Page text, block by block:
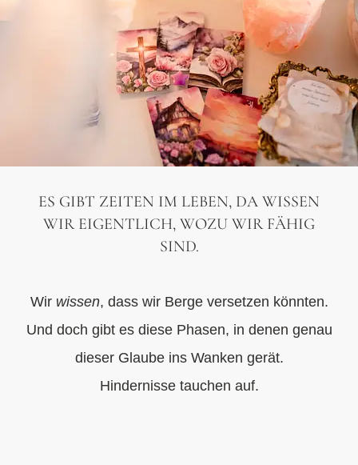
ES GIBT ZEITEN IM LEBEN, DA WISSEN
WIR EIGENTLICH, WOZU WIR FÄHIG
SIND.
Wir wissen, dass wir Berge versetzen könnten.
Und doch gibt es diese Phasen, in denen genau
dieser Glaube ins Wanken gerät.
Hindernisse tauchen auf.